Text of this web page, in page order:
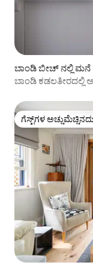
ಬಾಂಡಿ ಬೀಚ್ ನಲ್ಲಿ ಮನೆ
ಬಾಂಡಿ ಕಡಲತೀರದಲ್ಲಿ
ಗೆಸ್ಟ್‌ಗಳ
ಗೆಸ್ಟ್‌ಗಳ ಅಚ್ಚುಮೆಚ್ಚಿನದು